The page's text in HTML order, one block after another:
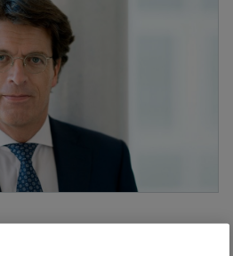
& Public Affairs